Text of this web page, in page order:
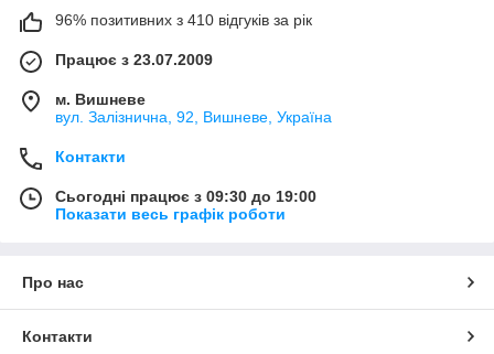
96% позитивних з 410 відгуків за рік
Працює з 23.07.2009
м. Вишневе
вул. Залізнична, 92, Вишневе, Україна
Контакти
Сьогодні працює з 09:30 до 19:00
Показати весь графік роботи
Про нас
Контакти